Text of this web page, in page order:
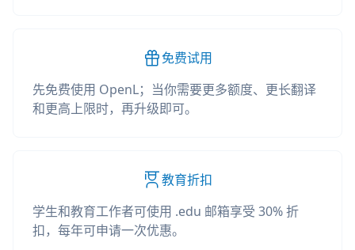
免费试用
先免费使用 OpenL；当你需要更多额度、更长翻译
和更高上限时，再升级即可。
教育折扣
学生和教育工作者可使用 .edu 邮箱享受 30% 折
扣，每年可申请一次优惠。